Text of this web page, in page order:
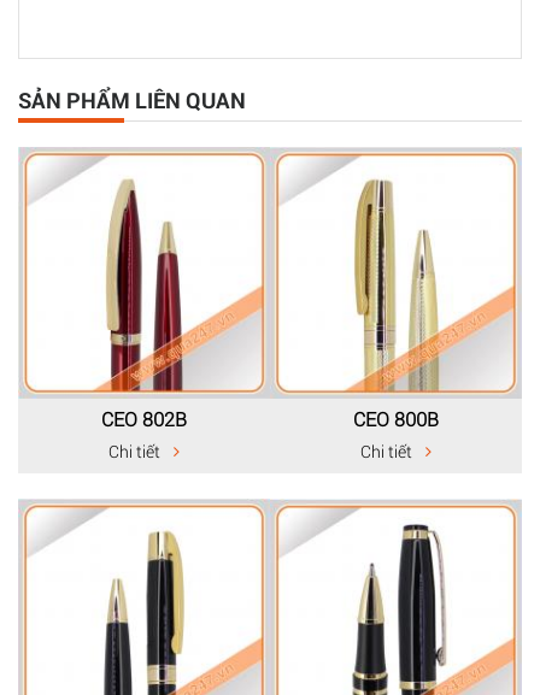
SẢN PHẨM LIÊN QUAN
CEO 802B
Chi tiết
CEO 800B
Chi tiết